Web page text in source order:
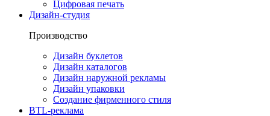
Цифровая печать
Дизайн-студия
Производство
Дизайн буклетов
Дизайн каталогов
Дизайн наружной рекламы
Дизайн упаковки
Создание фирменного стиля
BTL-реклама